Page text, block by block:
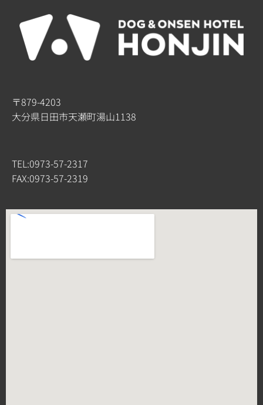
〒879-4203
大分県日田市天瀬町湯山1138
TEL:0973-57-2317
FAX:0973-57-2319